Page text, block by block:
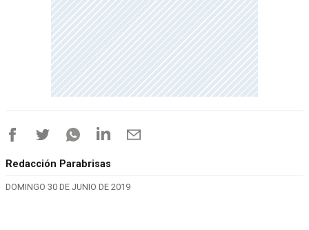
Redacción Parabrisas
DOMINGO 30 DE JUNIO DE 2019